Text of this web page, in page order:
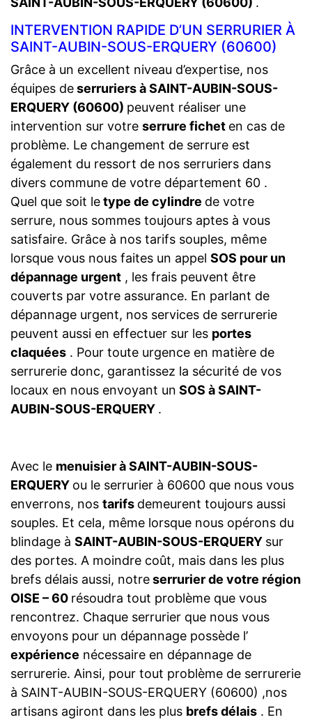
INTERVENTION RAPIDE D’UN SERRURIER À
SAINT-AUBIN-SOUS-ERQUERY (60600)
Grâce à un excellent niveau d’expertise, nos
équipes deserruriers à SAINT-AUBIN-SOUS-
ERQUERY (60600) peuvent réaliser une
intervention sur votre serrure fichet en cas de
problème. Le changement de serrure est
également du ressort de nos serruriers dans
divers commune de votre département 60 .
Quel que soit letype de cylindre de votre
serrure, nous sommes toujours aptes à vous
satisfaire. Grâce à nos tarifs souples, même
lorsque vous nous faites un appel SOS pour un
dépannage urgent , les frais peuvent être
couverts par votre assurance. En parlant de
dépannage urgent, nos services de serrurerie
peuvent aussi en effectuer sur les portes
claquées . Pour toute urgence en matière de
serrurerie donc, garantissez la sécurité de vos
locaux en nous envoyant un SOS à SAINT-
AUBIN-SOUS-ERQUERY .
Avec le menuisier à SAINT-AUBIN-SOUS-
ERQUERY ou le serrurier à 60600 que nous vous
enverrons, nos tarifs demeurent toujours aussi
souples. Et cela, même lorsque nous opérons du
blindage à SAINT-AUBIN-SOUS-ERQUERY sur
des portes. A moindre coût, mais dans les plus
brefs délais aussi, notreserrurier de votre région
OISE – 60 résoudra tout problème que vous
rencontrez. Chaque serrurier que nous vous
envoyons pour un dépannage possède l’
expérience nécessaire en dépannage de
serrurerie. Ainsi, pour tout problème de serrurerie
à SAINT-AUBIN-SOUS-ERQUERY (60600) ,nos
artisans agiront dans les plus brefs délais . En